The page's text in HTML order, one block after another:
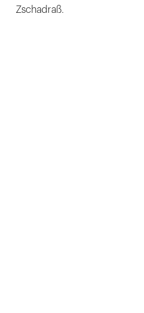
Zschadraß.